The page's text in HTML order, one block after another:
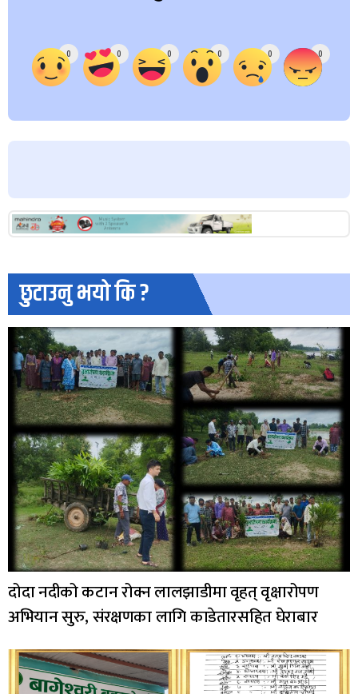
0 0 0 0 0 0
छुटाउनु भयो कि ?
दोदा नदीको कटान रोक्न लालझाडीमा वृहत् वृक्षारोपण
अभियान सुरु, संरक्षणका लागि काडेतारसहित घेराबार